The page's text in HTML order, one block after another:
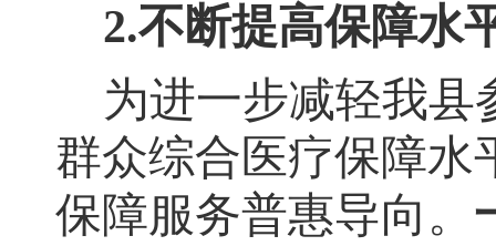
2.不断提高保障水
为进一步减轻我县
群众综合医疗保障水
保障服务普惠导向。